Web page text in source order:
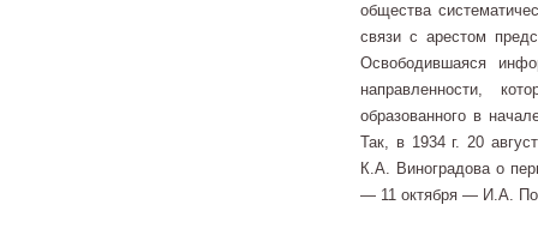
общества
связи с арестом
Освободившаяся
направленности,
образованного в
Так, в 1934 г. 20
К.А. Виноградова о
— 11 октября — И.А.